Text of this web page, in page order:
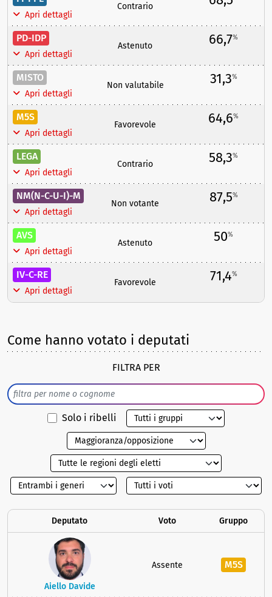
Apri dettagli
Contrario
PD-IDP
Apri dettagli
Astenuto 66,7%
MISTO
Apri dettagli
Non valutabile 31,3%
M5S
Apri dettagli
Favorevole 64,6%
LEGA
Apri dettagli
Contrario 58,3%
NM(N-C-U-I)-M
Apri dettagli
Non votante 87,5%
AVS
Apri dettagli
Astenuto 50%
IV-C-RE
Apri dettagli
Favorevole 71,4%
Come hanno votato i deputati
FILTRA PER
Solo i ribelli
Deputato Voto Gruppo
Aiello Davide
Assente M5S